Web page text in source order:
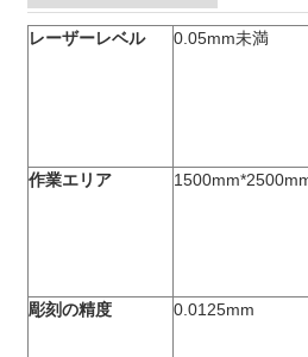
レーザーレベル 0.05mm未満
作業エリア
彫刻の精度 0.0125mm